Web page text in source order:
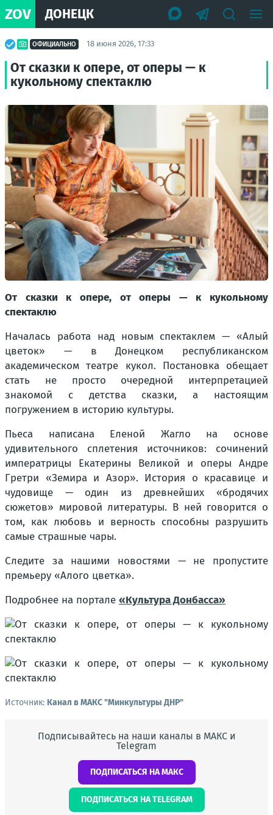
ZOV ДОНЕЦК
ОФИЦИАЛЬНО 18 июня 2026, 17:33
От сказки к опере, от оперы — к
кукольному спектаклю
От сказки к опере, от оперы — к кукольному
спектаклю
Началась работа над новым спектаклем — «Алый
цветок» — в Донецком республиканском
академическом театре кукол. Постановка обещает
стать не просто очередной интерпретацией
знакомой с детства сказки, а настоящим
погружением в историю культуры.
Пьеса написана Еленой Жагло на основе
удивительного сплетения источников: сочинений
императрицы Екатерины Великой и оперы Андре
Гретри «Земира и Азор». История о красавице и
чудовище — один из древнейших «бродячих
сюжетов» мировой литературы. В ней говорится о
том, как любовь и верность способны разрушить
самые страшные чары.
Следите за нашими новостями — не пропустите
премьеру «Алого цветка».
Подробнее на портале «Культура Донбасса»
Источник: Канал в МАКС "Минкультуры ДНР"
Подписывайтесь на наши каналы в МАКС и
Telegram
ПОДПИСАТЬСЯ НА МАКС
ПОДПИСАТЬСЯ НА TELEGRAM